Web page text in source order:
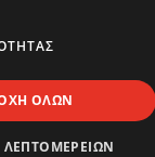
byRadicode
ΌΛΩΝ